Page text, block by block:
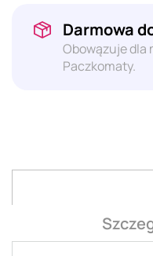
Darmowa
Obowązuje dla
Paczkomaty.